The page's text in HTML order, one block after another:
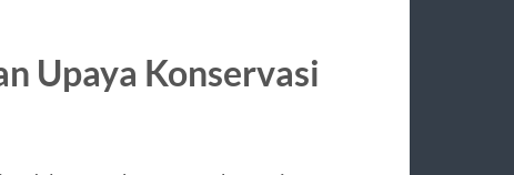
Upaya Konservasi